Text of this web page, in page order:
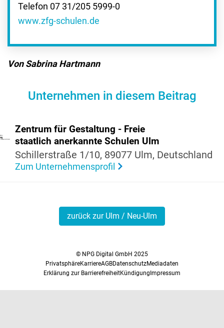
Telefon 07 31/205 5999-0
www.zfg-schulen.de
Von Sabrina Hartmann
Unternehmen in diesem Beitrag
Zentrum für Gestal­tung - Freie
staat­lich aner­kannte Schulen Ulm
Schil­ler­straße 1/10, 89077 Ulm, Deutsch­land
Zum Unternehmensprofil
zurück zur Ulm / Neu-Ulm
© NPG Digital GmbH 2025
PrivatsphäreKarriereAGBDatenschutzMediadaten
Erklärung zur BarrierefreiheitKündigung Impressum